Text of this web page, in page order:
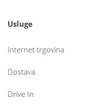
Usluge
Internet trgovina
Dostava
Drive In